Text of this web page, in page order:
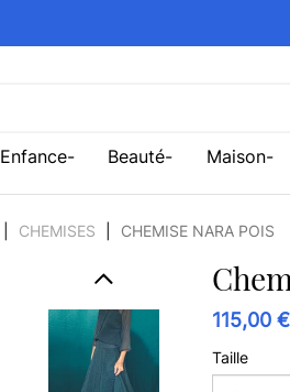
Enfance Beauté Maison
CHEMISES CHEMISE NARA POIS
115,00 €
Taille